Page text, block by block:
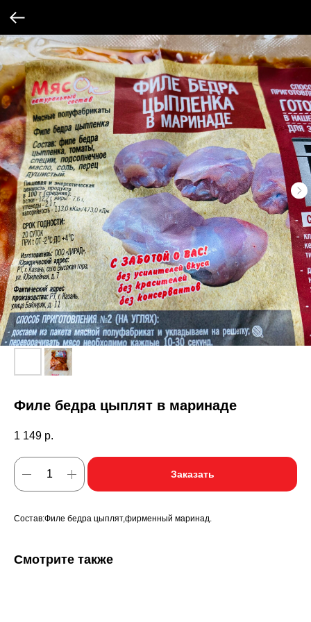
Филе бедра цыплят в маринаде
1 149 р.
Заказать
Состав:Филе бедра цыплят,фирменный маринад.
Смотрите также